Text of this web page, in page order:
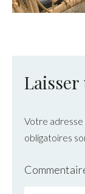
Votre adresse
obligatoires